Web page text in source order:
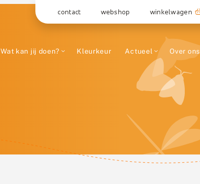
contact webshop winkelwagen
Wat kan jij doen? Kleurkeur Actueel Over ons